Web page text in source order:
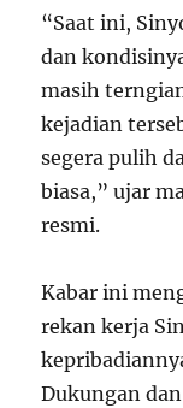
“Saat ini,
dan
masih
kejadian
segera pulih
biasa,” ujar
resmi.
Kabar ini
rekan kerja
Dukungan